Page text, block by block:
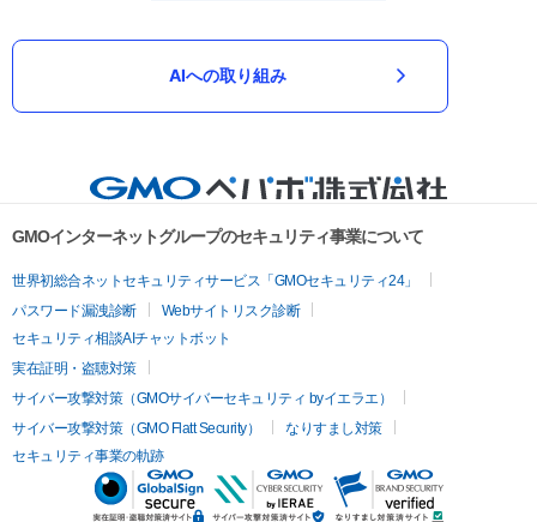
AIへの取り組み
GMOインターネットグループのセキュリティ事業について
世界初総合ネットセキュリティサービス「GMOセキュリティ24」
パスワード漏洩診断
Webサイトリスク診断
セキュリティ相談AIチャットボット
実在証明・盗聴対策
サイバー攻撃対策（GMOサイバーセキュリティ byイエラエ）
サイバー攻撃対策（GMO Flatt Security）
なりすまし対策
セキュリティ事業の軌跡